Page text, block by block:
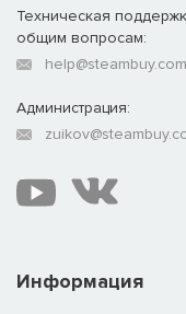
Информация
Техническая
общим вопросам:
help@steambuy.com
Администрация: